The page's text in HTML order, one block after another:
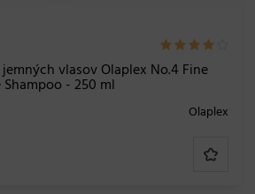
vlasov Olaplex No.4 Fine
- 250 ml
Olaplex